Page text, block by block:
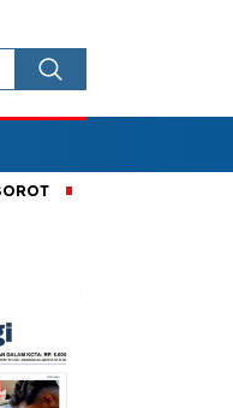
Kurangi Timbunan